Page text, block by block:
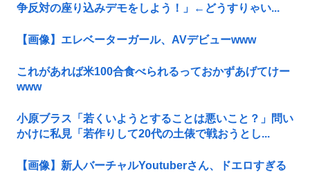
争反対の座り込みデモをしよう！」←どうすりゃい...
【画像】エレベーターガール、AVデビューwww
これがあれば米100合食べられるっておかずあげてけー
www
小原ブラス「若くいようとすることは悪いこと？」問い
かけに私見「若作りして20代の土俵で戦おうとし...
【画像】新人バーチャルYoutuberさん、ドエロすぎる